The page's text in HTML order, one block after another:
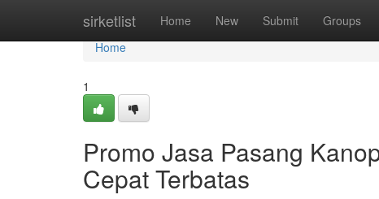
sirketlist Home New Submit Groups
Home
Home
1
Promo Jasa Pasang
Cepat Terbatas